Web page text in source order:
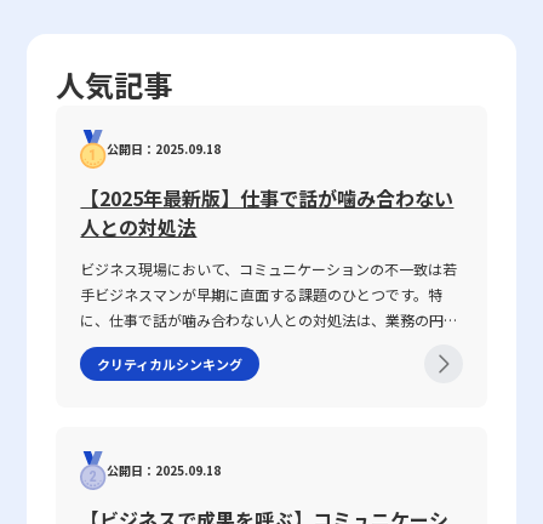
リティパッチの適用を徹底することが第一歩です。また、Web無害
ことも非常に重要です。さらに、パスワード管理の徹底や多要素認
証の導入は、アカウントの不正アクセスを防ぐ上で必須の対策と考
えられます。 まとめ セキュリティ分野のレピュテーションは、企
業や個人が情報資産を保護するための強力なツールとして、ますま
す注目されています。本記事では、レピュテーションの基本概念、
具体的な仕組み、評価基準、さらにはドメイン、IP、Webといった
多角的な視点からの評価方法について解説しました。同時に、レピ
ュテーションの利用によって得られる幅広いセキュリティ強化効
果、運用負荷の軽減、ならびにサーバーリソースの最適化など、そ
のメリットにも触れました。一方で、最新の脅威に対する即時性
多層的な防御策との連携が不可欠です。 20代の若手ビジネスマン
にとって、セキュリティ対策は単なる技術的な問題にとどまらず、
研究成果はいかなるビジネスパーソンにとっても貴重な示唆を与え
ョット目標9で示される「2050年までに精神的に豊かで躍動的な社
会を実現する」という長期ビジョンにおいても重要な一石を投じる
ものであり、今後の研究および実務においても継続的な検討と発展
が期待されます。
満足度や従業員の創造性、チームワークなど、定性的な要素を重視
す。また、企業の成長段階や市場環境によっても評価手法を柔軟に
変更することが、持続的な改善と競争優位の確保につながります。
さらに、現代のビジネス環境ではデジタルツールの活用が進み、タ
レントマネジメントシステムなどを用いて社内データの一元化や見
える化が推進されています。これにより、定量的なデータだけでな
く、定性的なデータも効率的に収集・分析することが可能となり、
全体としての評価精度が向上します。デジタルツールの有効活用に
より、過去の業績だけでなく、将来の成長予測や課題抽出にもつな
言えるでしょう。 現代のグローバル化・デジタルトランスフォー
を整備することは重要な課題となります。特に定性的評価において
は、明確なフィードバックループを設け、評価結果が個々のキャリ
人気記事
公開日：2025.09.18
【2025年最新版】仕事で話が噛み合わない
人との対処法
ビジネス現場において、コミュニケーションの不一致は若
手ビジネスマンが早期に直面する課題のひとつです。特
に、仕事で話が噛み合わない人との対処法は、業務の円滑
な遂行や信頼関係の構築に直結する重要なテーマです。
2025年の現代において、情報の多様化や働き方の変化が進
では、なぜ「話が噛み合わない状態」が生じるのか、その
原因と背景を整理するとともに、仕事で話が噛み合わない
クリティカルシンキング
公開日：2025.09.18